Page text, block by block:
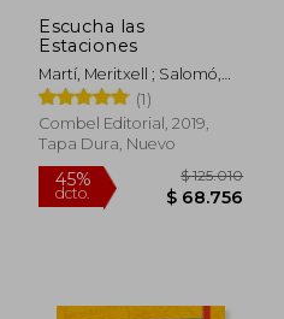
dcto.
Escucha las
Estaciones
Martí, Meritxell ; Salomó,
Xavier
(1)
Combel Editorial, 2019,
Tapa Dura, Nuevo